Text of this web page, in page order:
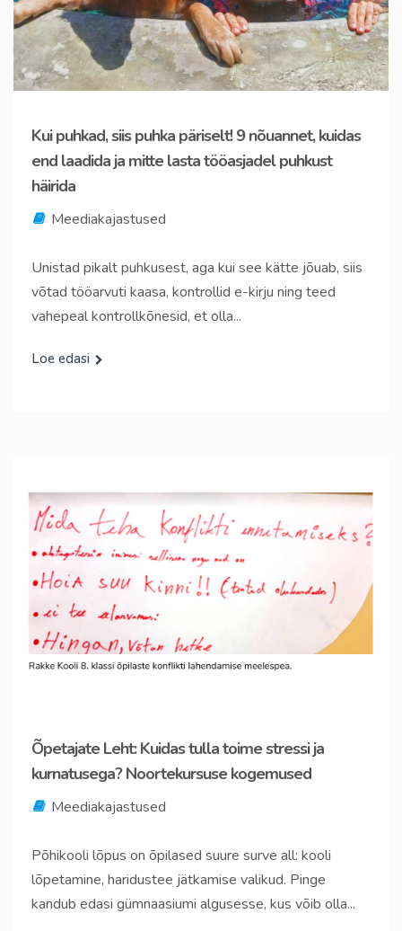
Kui puhkad, siis puhka päriselt! 9 nõuannet, kuidas
end laadida ja mitte lasta tööasjadel puhkust
häirida
Meediakajastused
Unistad pikalt puhkusest, aga kui see kätte jõuab, siis
võtad tööarvuti kaasa, kontrollid e-kirju ning teed
vahepeal kontrollkõnesid, et olla...
Loe edasi
Õpetajate Leht: Kuidas tulla toime stressi ja
kurnatusega? Noortekursuse kogemused
Meediakajastused
Põhikooli lõpus on õpilased suure surve all: kooli
lõpetamine, haridustee jätkamise valikud. Pinge
kandub edasi gümnaasiumi algusesse, kus võib olla...